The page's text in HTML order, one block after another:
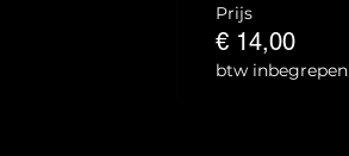
Prijs
€ 14,00
btw inbegrepen